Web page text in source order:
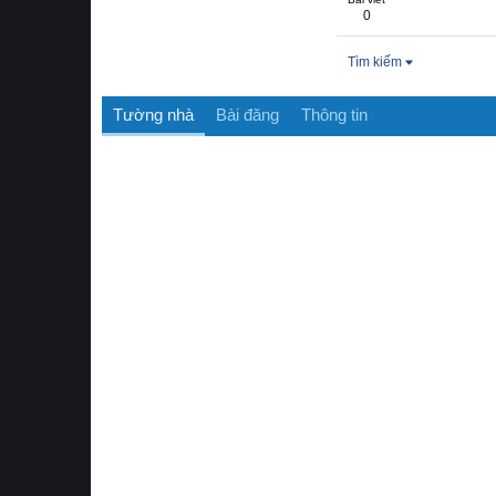
0
Tìm kiếm
Tường nhà Bài đăng Thông tin